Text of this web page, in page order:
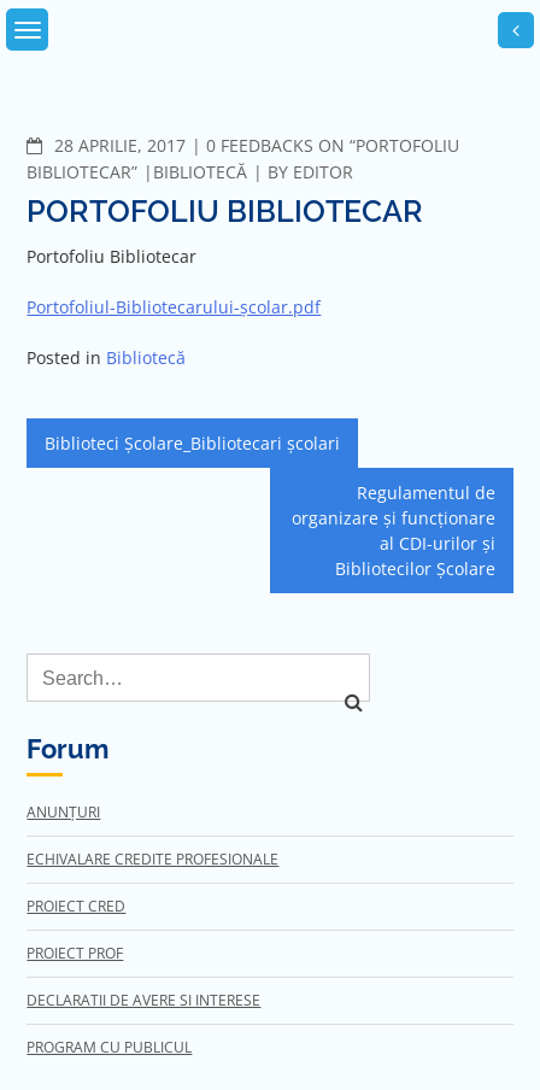
Skip
28 APRILIE, 2017 COMMENTS
0 FEEDBACKS ON “PORTOFOLIU
BIBLIOTECAR”
BIBLIOTECĂ BY EDITOR
PORTOFOLIU BIBLIOTECAR
Portofoliu Bibliotecar
Portofoliul-Bibliotecarului-şcolar.pdf
Posted in Bibliotecă
Navigare
în
Biblioteci Şcolare_Bibliotecari şcolari
Regulamentul de
organizare și funcționare
al CDI-urilor și
Bibliotecilor Școlare
Forum
ANUNȚURI
ECHIVALARE CREDITE PROFESIONALE
PROIECT CRED
PROIECT PROF
DECLARATII DE AVERE SI INTERESE
PROGRAM CU PUBLICUL